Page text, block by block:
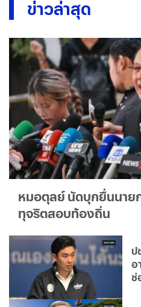
ข่าวล่าสุด
หมอตุลย์ นัดบุกยื่นนาย
ทุจริตสอบท้องถิ่น
ป
อ
ช่